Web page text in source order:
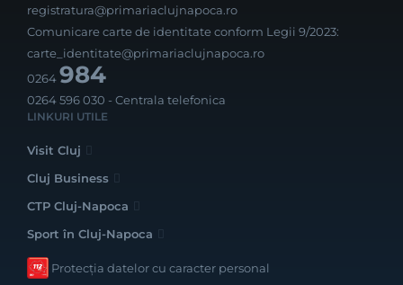
registratura@primariaclujnapoca.ro
Comunicare carte de identitate conform Legii 9/2023:
carte_identitate@primariaclujnapoca.ro
0264984
0264 596 030 - Centrala telefonica
LINKURI UTILE
Visit Cluj
Cluj Business
CTP Cluj-Napoca
Sport în Cluj-Napoca
Protecția datelor cu caracter personal